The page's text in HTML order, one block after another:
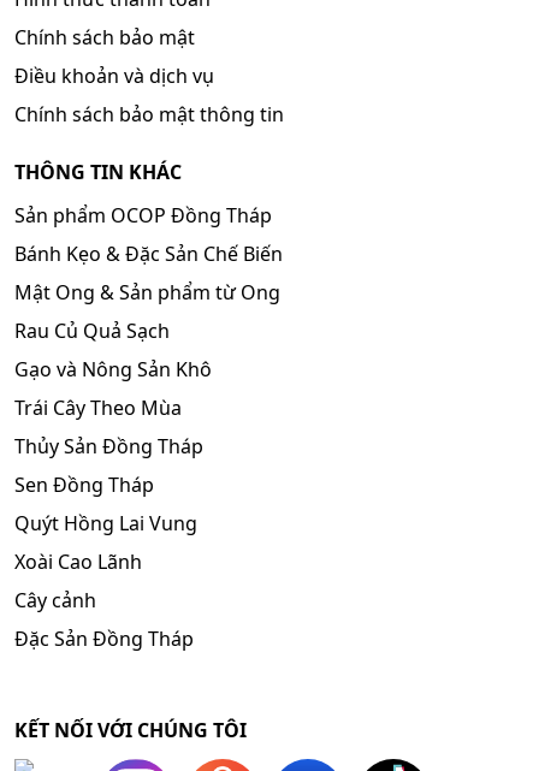
Chính sách bảo mật
Điều khoản và dịch vụ
Chính sách bảo mật thông tin
THÔNG TIN KHÁC
Sản phẩm OCOP Đồng Tháp
Bánh Kẹo & Đặc Sản Chế Biến
Mật Ong & Sản phẩm từ Ong
Rau Củ Quả Sạch
Gạo và Nông Sản Khô
Trái Cây Theo Mùa
Thủy Sản Đồng Tháp
Sen Đồng Tháp
Quýt Hồng Lai Vung
Xoài Cao Lãnh
Cây cảnh
Đặc Sản Đồng Tháp
KẾT NỐI VỚI CHÚNG TÔI